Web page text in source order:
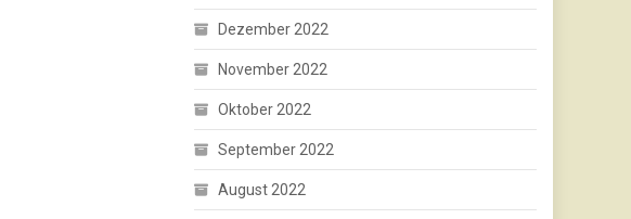
Dezember 2022
November 2022
Oktober 2022
September 2022
August 2022